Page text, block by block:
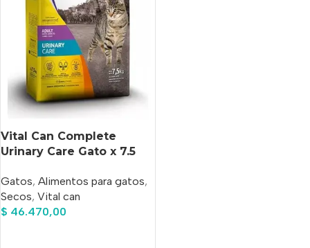
Vital Can Complete
Urinary Care Gato x 7.5
Gatos, Alimentos para gatos,
Secos, Vital can
$ 46.470,00